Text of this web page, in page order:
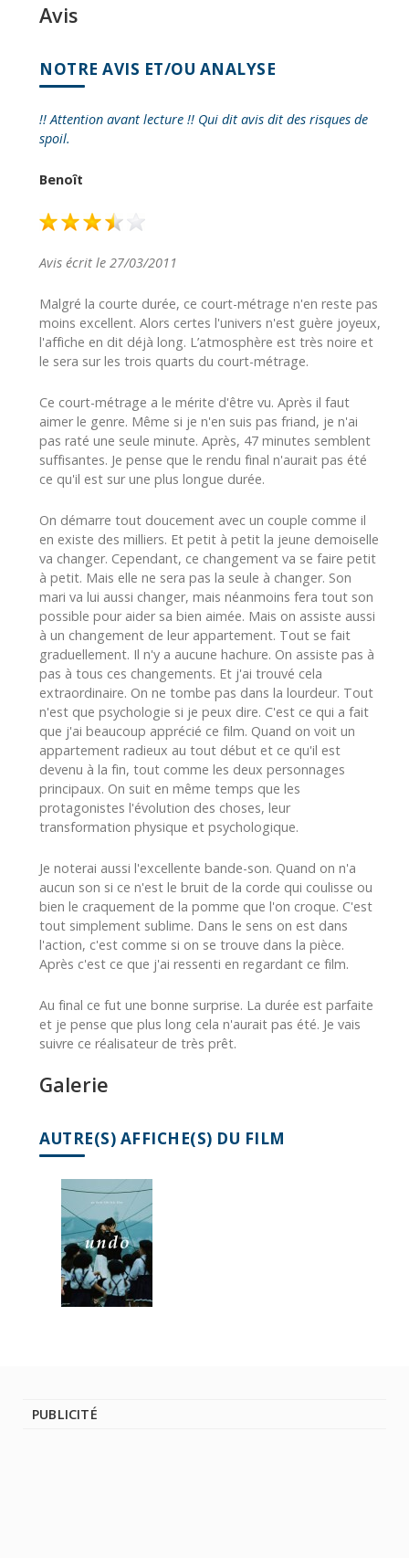
Avis
NOTRE AVIS ET/OU ANALYSE
!! Attention avant lecture !! Qui dit avis dit des risques de
spoil.
Benoît
Avis écrit le 27/03/2011
Malgré la courte durée, ce court-métrage n'en reste pas
moins excellent. Alors certes l'univers n'est guère joyeux,
l'affiche en dit déjà long. L’atmosphère est très noire et
le sera sur les trois quarts du court-métrage.
Ce court-métrage a le mérite d'être vu. Après il faut
aimer le genre. Même si je n'en suis pas friand, je n'ai
pas raté une seule minute. Après, 47 minutes semblent
suffisantes. Je pense que le rendu final n'aurait pas été
ce qu'il est sur une plus longue durée.
On démarre tout doucement avec un couple comme il
en existe des milliers. Et petit à petit la jeune demoiselle
va changer. Cependant, ce changement va se faire petit
à petit. Mais elle ne sera pas la seule à changer. Son
mari va lui aussi changer, mais néanmoins fera tout son
possible pour aider sa bien aimée. Mais on assiste aussi
à un changement de leur appartement. Tout se fait
graduellement. Il n'y a aucune hachure. On assiste pas à
pas à tous ces changements. Et j'ai trouvé cela
extraordinaire. On ne tombe pas dans la lourdeur. Tout
n'est que psychologie si je peux dire. C'est ce qui a fait
que j'ai beaucoup apprécié ce film. Quand on voit un
appartement radieux au tout début et ce qu'il est
devenu à la fin, tout comme les deux personnages
principaux. On suit en même temps que les
protagonistes l'évolution des choses, leur
transformation physique et psychologique.
Je noterai aussi l'excellente bande-son. Quand on n'a
aucun son si ce n'est le bruit de la corde qui coulisse ou
bien le craquement de la pomme que l'on croque. C'est
tout simplement sublime. Dans le sens on est dans
l'action, c'est comme si on se trouve dans la pièce.
Après c'est ce que j'ai ressenti en regardant ce film.
Au final ce fut une bonne surprise. La durée est parfaite
et je pense que plus long cela n'aurait pas été. Je vais
suivre ce réalisateur de très prêt.
Galerie
AUTRE(S) AFFICHE(S) DU FILM
PUBLICITÉ